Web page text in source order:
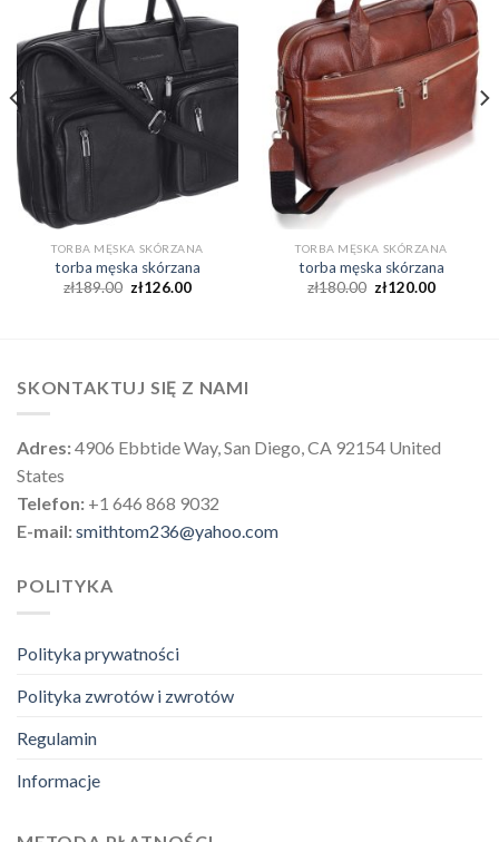
TORBA MĘSKA SKÓRZANA
torba męska skórzana
zł189.00 zł126.00
TORBA MĘSKA SKÓRZANA
torba męska skórzana
zł180.00 zł120.00
SKONTAKTUJ SIĘ Z NAMI
Adres:4906 Ebbtide Way, San Diego, CA 92154 United
States
Telefon: +1 646 868 9032
E-mail:smithtom236@yahoo.com
POLITYKA
Polityka prywatności
Polityka zwrotów i zwrotów
Regulamin
Informacje